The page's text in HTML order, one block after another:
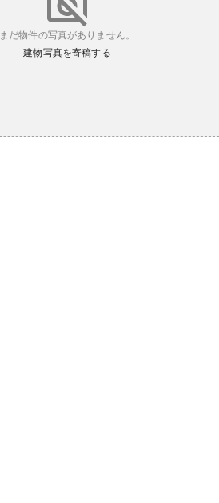
まだ物件の写真がありません。
建物写真を寄稿する